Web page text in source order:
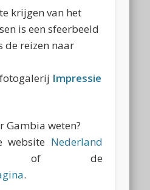
krijgen van het
is een sfeerbeeld
de reizen naar
Impressie
Gambia weten?
website Nederland
de
.